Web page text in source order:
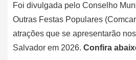
Foi divulgada pelo Conselho
Outras Festas Populares
atrações que se apresentarão
Salvador em 2026. Confira